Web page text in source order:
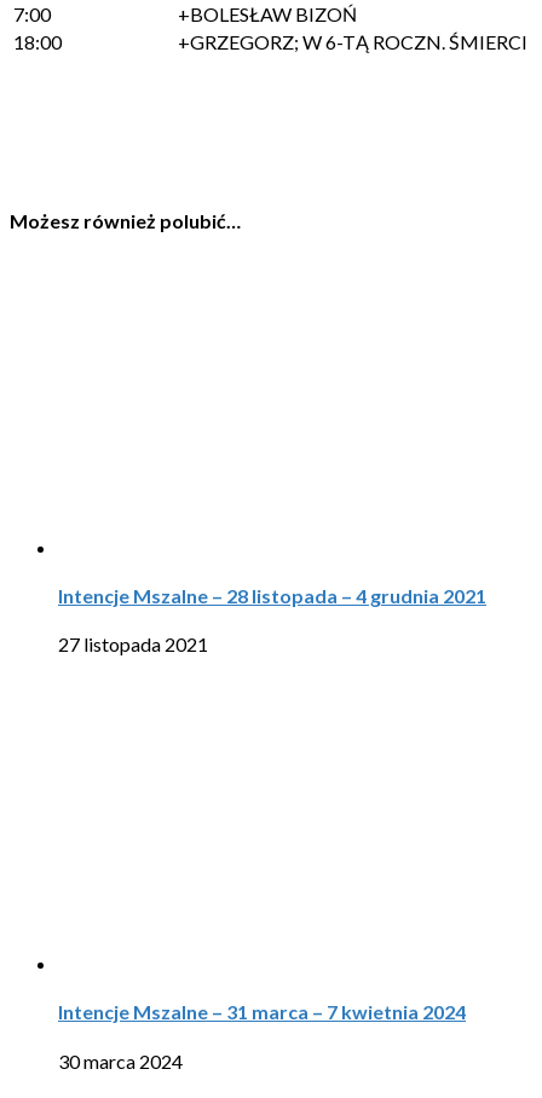
7:00
+BOLESŁAW BIZOŃ
18:00
+GRZEGORZ; W 6-TĄ ROCZN. ŚMIERCI
Możesz również polubić…
Intencje Mszalne – 28 listopada – 4 grudnia 2021
27 listopada 2021
Intencje Mszalne – 31 marca – 7 kwietnia 2024
30 marca 2024